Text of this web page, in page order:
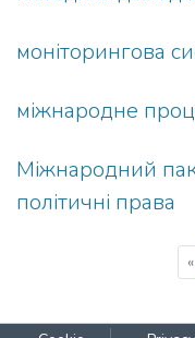
моніторингова
міжнарод­не
Міжнародний
політичні права
«